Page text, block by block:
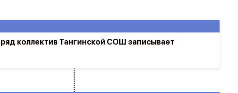
коллектив Тангинской СОШ записывает